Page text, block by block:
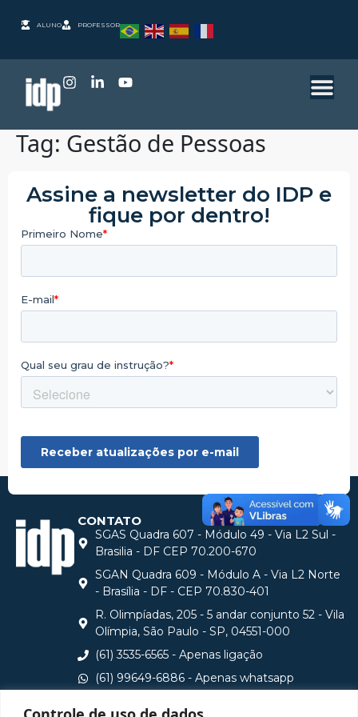
ALUNO PROFESSOR
Tag: Gestão de Pessoas
Assine a newsletter do IDP e
fique por dentro!
CONTATO
SGAS Quadra 607 - Módulo 49 - Via L2 Sul -
Brasilia - DF CEP 70.200-670
SGAN Quadra 609 - Módulo A - Via L2 Norte
- Brasília - DF - CEP 70.830-401
R. Olimpíadas, 205 - 5 andar conjunto 52 - Vila
Olímpia, São Paulo - SP, 04551-000
(61) 3535-6565 - Apenas ligação
(61) 99649-6886 - Apenas whatsapp